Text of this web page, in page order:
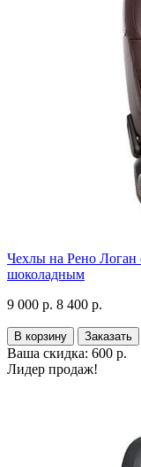
Чехлы на Рено Логан
шоколадным
9 000 р. 8 400 р.
В корзину Заказать
Ваша скидка: 600 р.
Лидер продаж!